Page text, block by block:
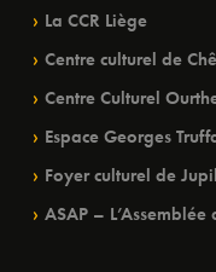
La CCR Liège
Centre culturel de
Centre Culturel
Espace Georges
Foyer culturel de
ASAP –